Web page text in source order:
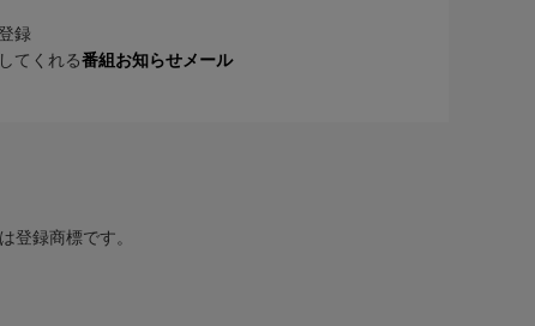
録
てくれる番組お知らせメール
登録商標です。